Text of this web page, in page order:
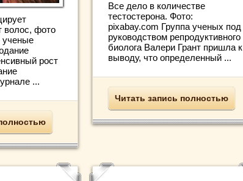
волос, фото
ученые
рост
...
Все дело в количестве
тестостерона. Фото:
pixabay.com Группа ученых под
руководством репродуктивного
биолога Валери Грант пришла к
выводу, что определенный ...
Читать запись полностью